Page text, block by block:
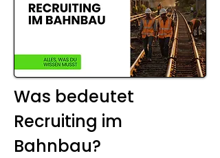
Was bedeutet
Recruiting im
Bahnbau?